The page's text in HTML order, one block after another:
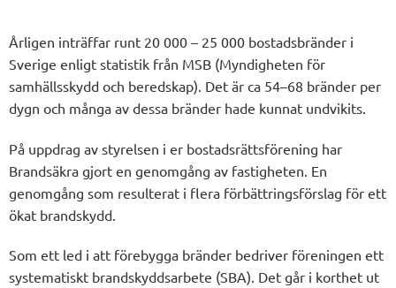
Årligen inträffar runt 20 000 – 25 000 bostadsbränder i
Sverige enligt statistik från MSB (Myndigheten för
samhällsskydd och beredskap). Det är ca 54–68 bränder per
dygn och många av dessa bränder hade kunnat undvikits.
På uppdrag av styrelsen i er bostadsrättsförening har
Brandsäkra gjort en genomgång av fastigheten. En
genomgång som resulterat i flera förbättringsförslag för ett
ökat brandskydd.
Som ett led i att förebygga bränder bedriver föreningen ett
systematiskt brandskyddsarbete (SBA). Det går i korthet ut